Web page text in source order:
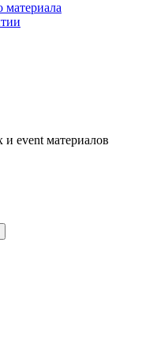
материала
event материалов